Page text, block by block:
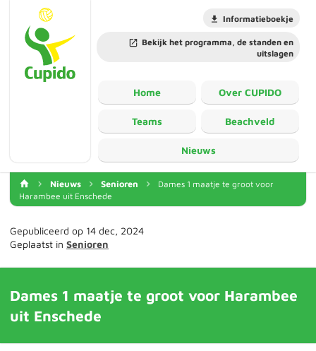
Informatieboekje
Bekijk het programma, de standen en
uitslagen
Home Over CUPIDO
Teams Beachveld
Nieuws
Nieuws Senioren
Dames 1 maatje te groot voor
Harambee uit Enschede
Gepubliceerd op 14 dec, 2024
Geplaatst in Senioren
Dames 1 maatje te groot voor Harambee
uit Enschede